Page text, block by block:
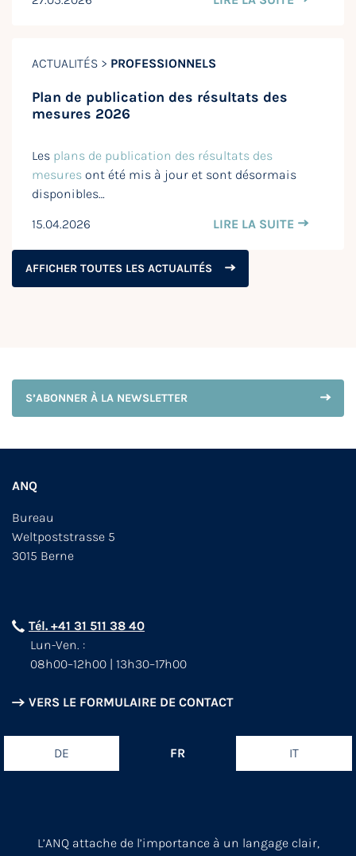
ACTUALITÉS > PROFESSIONNELS
Plan de publication des résultats des
mesures 2026
Les plans de publication des résultats des
mesures ont été mis à jour et sont désormais
disponibles…
15.04.2026
LIRE LA SUITE
AFFICHER TOUTES LES ACTUALITÉS
S’ABONNER À LA NEWSLETTER
ANQ
Bureau
Weltpoststrasse 5
3015 Berne
Tél. +41 31 511 38 40
Lun-Ven. :
08h00–12h00 | 13h30–17h00
VERS LE FORMULAIRE DE CONTACT
DE FR IT
L’ANQ attache de l’importance à un langage clair,